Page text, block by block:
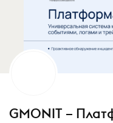
GMONIT –